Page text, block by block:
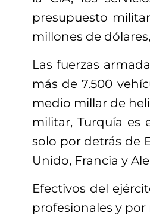
presupuesto
millones de
Las fuerzas
más de 7.500
medio millar de
militar, Turquía es
solo por detrás de
Unido, Francia y
Efectivos del
profesionales y